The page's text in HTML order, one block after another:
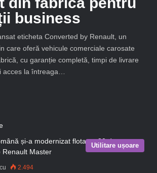
business
eticheta Converted by Renault, un
care oferă vehicule comerciale carosate
cu garanție completă, timpi de livrare
acces la întreaga…
Utilitare ușoare
2.494